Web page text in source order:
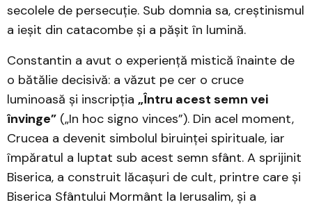
secolele de persecuție. Sub domnia sa, creștinismul
a ieșit din catacombe și a pășit în lumină.
Constantin a avut o experiență mistică înainte de
o bătălie decisivă: a văzut pe cer o cruce
luminoasă și inscripția „Întru acest semn vei
învinge” („In hoc signo vinces”). Din acel moment,
Crucea a devenit simbolul biruinței spirituale, iar
împăratul a luptat sub acest semn sfânt. A sprijinit
Biserica, a construit lăcașuri de cult, printre care și
Biserica Sfântului Mormânt la Ierusalim, și a